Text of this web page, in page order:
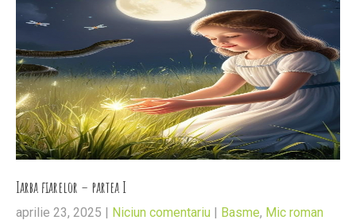
Iarba fiarelor – partea I
aprilie 23, 2025 | Niciun comentariu | Basme, Mic roman